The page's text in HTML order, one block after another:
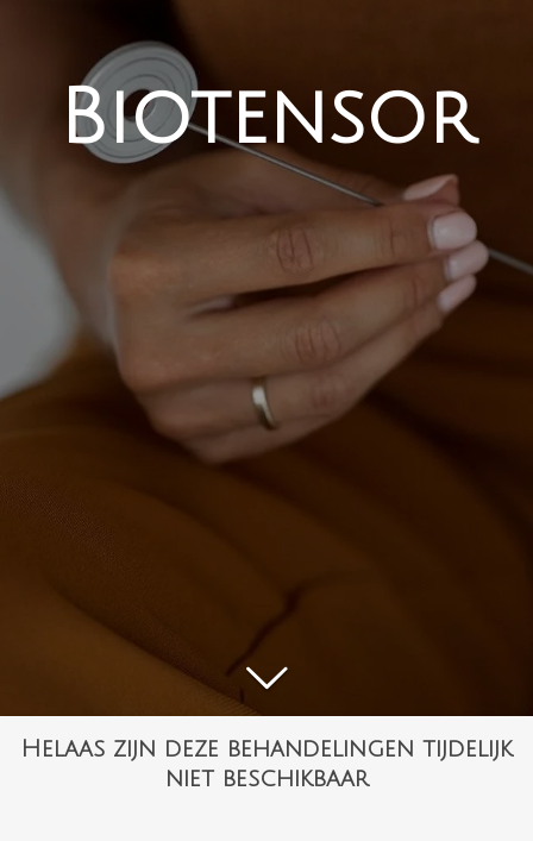
Biotensor
Helaas zijn deze behandelingen tijdelijk
niet beschikbaar